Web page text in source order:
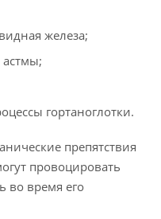
железа;
гортаноглотки.
препятствия
провоцировать
во время его